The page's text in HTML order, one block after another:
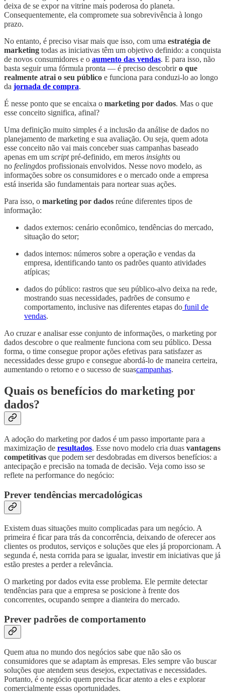
deixa de se expor na vitrine mais poderosa do planeta.
Consequentemente, ela compromete sua sobrevivência à longo
prazo.
No entanto, é preciso visar mais que isso, com uma estratégia de
marketing todas as iniciativas têm um objetivo definido: a conquista
de novos consumidores e o aumento das vendas. E para isso, não
basta seguir uma fórmula pronta — é preciso descobriro que
realmente atrai o seu público e funciona para conduzi-lo ao longo
da jornada de compra.
É nesse ponto que se encaixa o marketing por dados. Mas o que
esse conceito significa, afinal?
Uma definição muito simples é a inclusão da análise de dados no
planejamento de marketing e sua avaliação. Ou seja, quem adota
esse conceito não vai mais conceber suas campanhas baseado
apenas em um scriptpré-definido, em meros insights ou
no feelingdos profissionais envolvidos. Nesse novo modelo, as
informações sobre os consumidores e o mercado onde a empresa
está inserida são fundamentais para nortear suas ações.
Para isso, o marketing por dados reúne diferentes tipos de
informação:
dados externos: cenário econômico, tendências do mercado,
situação do setor;
dados internos: números sobre a operação e vendas da
empresa, identificando tanto os padrões quanto atividades
atípicas;
dados do público: rastros que seu público-alvo deixa na rede,
mostrando suas necessidades, padrões de consumo e
comportamento, inclusive nas diferentes etapas do funil de
vendas.
Ao cruzar e analisar esse conjunto de informações, o marketing por
dados descobre o que realmente funciona com seu público. Dessa
forma, o time consegue propor ações efetivas para satisfazer as
necessidades desse grupo e consegue abordá-lo de maneira certeira,
aumentando o retorno e o sucesso de suascampanhas.
Quais os benefícios do marketing por
dados?
A adoção do marketing por dados é um passo importante para a
maximização de resultados. Esse novo modelo cria duas vantagens
competitivas que podem ser desdobradas em diversos benefícios: a
antecipação e precisão na tomada de decisão. Veja como isso se
reflete na performance do negócio:
Prever tendências mercadológicas
Existem duas situações muito complicadas para um negócio. A
primeira é ficar para trás da concorrência, deixando de oferecer aos
clientes os produtos, serviços e soluções que eles já proporcionam. A
segunda é, nesta corrida para se igualar, investir em iniciativas que já
estão prestes a perder a relevância.
O marketing por dados evita esse problema. Ele permite detectar
tendências para que a empresa se posicione à frente dos
concorrentes, ocupando sempre a dianteira do mercado.
Prever padrões de comportamento
Quem atua no mundo dos negócios sabe que não são os
consumidores que se adaptam às empresas. Eles sempre vão buscar
soluções que atendem seus desejos, expectativas e necessidades.
Portanto, é o negócio quem precisa ficar atento a eles e explorar
comercialmente essas oportunidades.